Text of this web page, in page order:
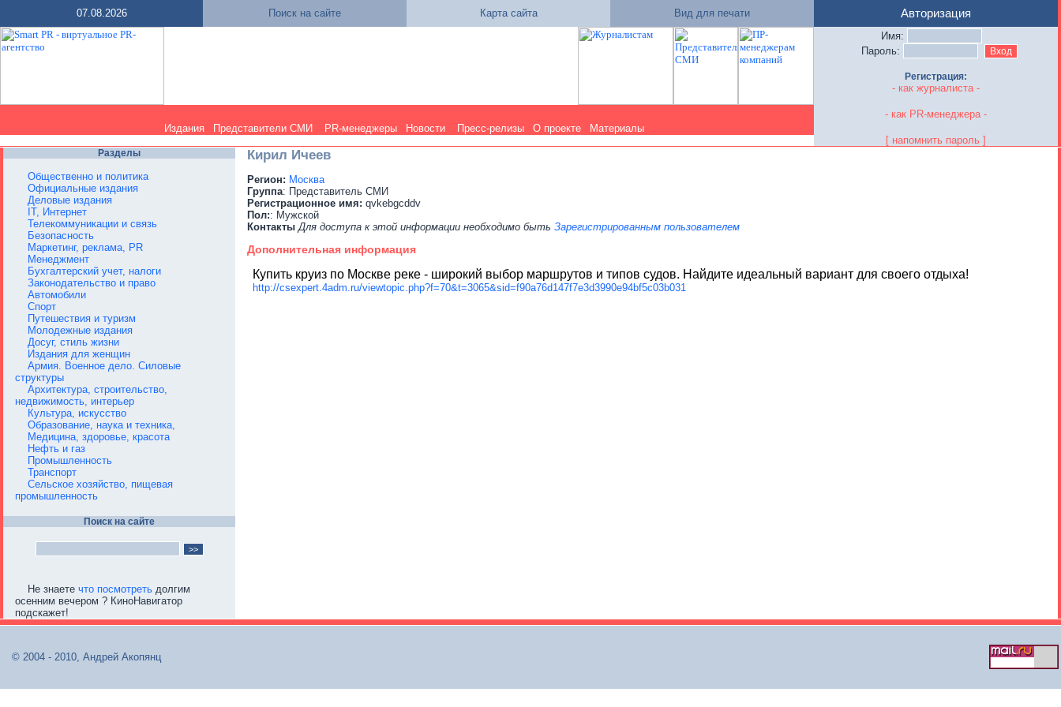
07.08.2026 Поиск на сайте Карта сайта Вид для печати
Издания Представители СМИ PR-менеджеры Новости Пресс-релизы О проекте Материалы
Авторизация
Имя:
Пароль:
Регистрация:
- как журналиста -
- как PR-менеджера -
[ напомнить пароль ]
Разделы
Общественно и политика
Официальные издания
Деловые издания
IT, Интернет
Телекоммуникации и связь
Безопасность
Маркетинг, реклама, PR
Менеджмент
Бухгалтерский учет, налоги
Законодательство и право
Автомобили
Спорт
Путешествия и туризм
Молодежные издания
Досуг, стиль жизни
Издания для женщин
Армия. Военное дело. Силовые
структуры
Архитектура, строительство,
недвижимость, интерьер
Культура, искусство
Образование, наука и техника,
Медицина, здоровье, красота
Нефть и газ
Промышленность
Транспорт
Сельское хозяйство, пищевая
промышленность
Поиск на сайте
Не знаете что посмотреть долгим
осенним вечером ? КиноНавигатор
подскажет!
Кирил Ичеев
Регион: Москва
Группа: Представитель СМИ
Регистрационное имя: qvkebgcddv
Пол:: Мужской
Контакты Для доступа к этой информации необходимо быть Зарегистрированным пользователем
Дополнительная информация
Купить круиз по Москве реке - широкий выбор маршрутов и типов судов. Найдите идеальный вариант для своего отдыха!
http://csexpert.4adm.ru/viewtopic.php?f=70&t=3065&sid=f90a76d147f7e3d3990e94bf5c03b031
© 2004 - 2010, Андрей Акопянц